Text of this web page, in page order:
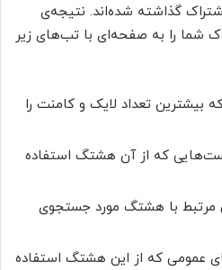
گذاشته شده‌اند. نتیجه‌ی
را به صفحه‌ای با تب‌های زیر
تعداد لایک و کامنت را
که از آن هشتگ استفاده
مرتبط با هشتگ مورد جستجوی
عمومی که از این هشتگ استفاده